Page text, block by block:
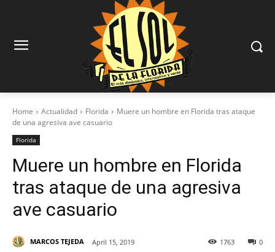
Home Actualidad Florida
Muere un hombre en Florida tras ataque
de una agresiva ave casuario
Florida
Muere un hombre en Florida
tras ataque de una agresiva
ave casuario
MARCOS TEJEDA April 15, 2019 0
1763